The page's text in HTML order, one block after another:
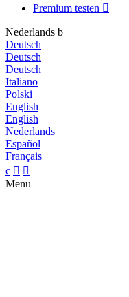
Premium testen 
Nederlands b
Deutsch
Deutsch
Deutsch
Italiano
Polski
English
English
Nederlands
Español
Français
c  
Menu